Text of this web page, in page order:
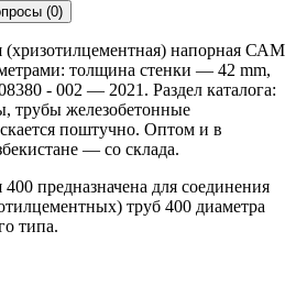
(0)
(хризотилцементная) напорная САМ
толщина стенки — 42 mm,
- 002 — 2021. Раздел каталога:
трубы железобетонные
поштучно. Оптом и в
— со склада.
предназначена для соединения
труб 400 диаметра
типа.